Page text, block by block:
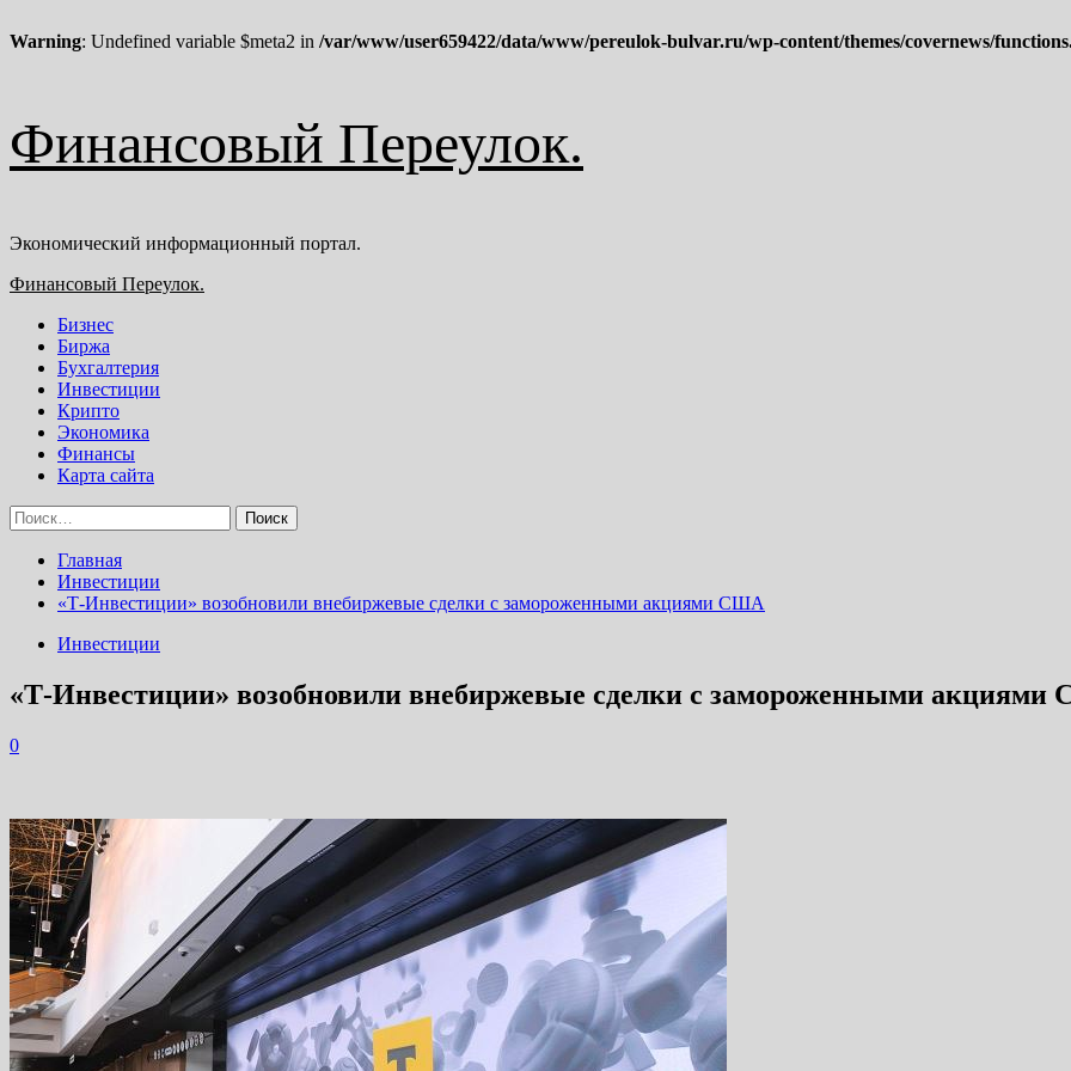
Warning: Undefined variable $meta2 in /var/www/user659422/data/www/pereulok-bulvar.ru/wp-content/themes/covernews/
к
содержимому
Финансовый Переулок.
Экономический информационный портал.
Основное
Финансовый Переулок.
Бизнес
Биржа
Бухгалтерия
Инвестиции
Крипто
Экономика
Финансы
Карта сайта
Найти:
Главная
Инвестиции
«Т-Инвестиции» возобновили внебиржевые сделки с замороженными акциями США
Инвестиции
«Т-Инвестиции» возобновили внебиржевые сделки с замороженными
0